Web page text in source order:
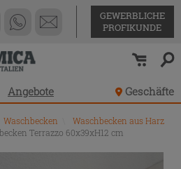
GEWERBLICHE
PROFIKUNDE
Angebote Geschäfte
Waschbecken
Waschbecken aus Harz
Terrazzo 60x39xH12 cm